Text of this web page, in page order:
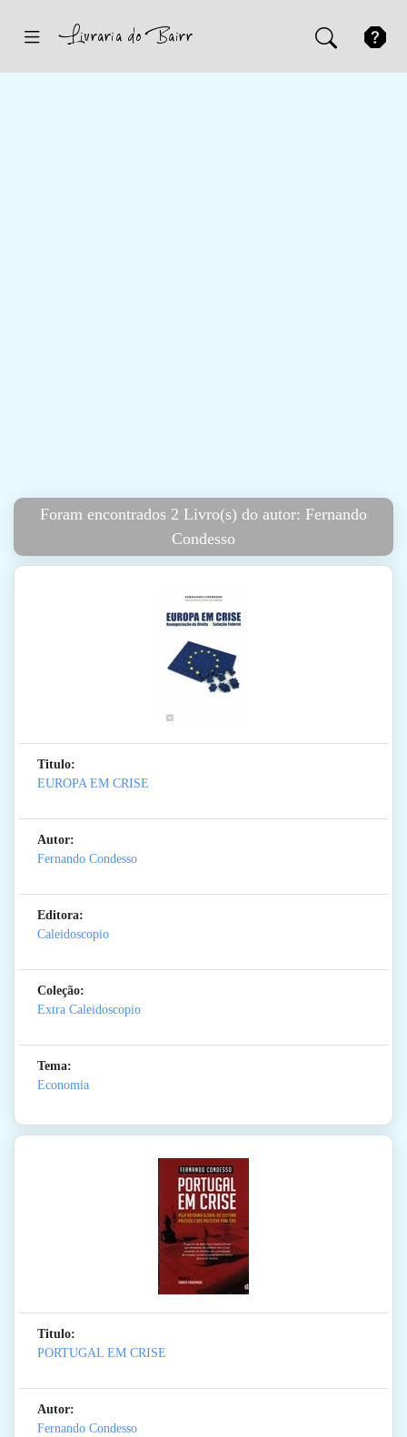
Foram encontrados 2 Livro(s) do autor: Fernando
Condesso
Titulo:
EUROPA EM CRISE
Autor:
Fernando Condesso
Editora:
Caleidoscopio
Coleção:
Extra Caleidoscopio
Tema:
Economia
Titulo:
PORTUGAL EM CRISE
Autor:
Fernando Condesso